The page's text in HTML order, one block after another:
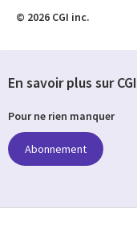
© 2026 CGI inc.
En savoir plus sur CGI
Pour ne rien manquer
Abonnement